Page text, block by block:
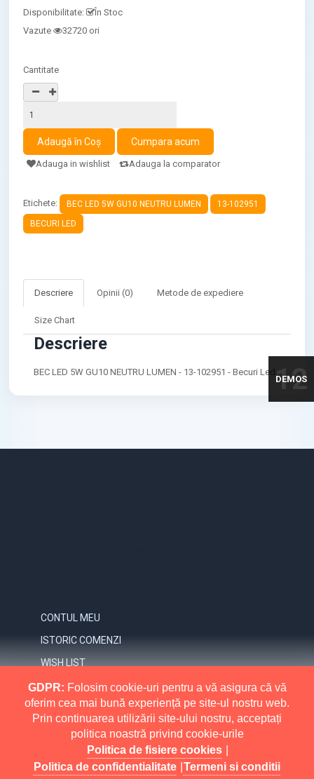
Disponibilitate:
În Stoc
Vazute
32720 ori
Cantitate
Adauga in wishlist Adauga la comparator
Etichete: BEC LED 5W GU10 NEUTRU LUMEN
13-102951
BECURI LED
Descriere Opinii (0) Metode de expediere
Size Chart
Descriere
BEC LED 5W GU10 NEUTRU LUMEN - 13-102951 - Becuri Led
CONTUL MEU
ISTORIC COMENZI
WISH LIST
NEWSLETTER
INFORMATII
RETURNARI
POLITICA DE CONFIDENTIALITATE
MAI MULT
DEMOS
12
GDPR: Folosim cookie-uri pentru a vă asigura că vă
oferim cea mai bună experiență pe site-ul nostru web.
Prin continuarea utilizării site-ului nostru, acceptați
politica noastră privind cookie-urile
Politica de fisiere cookies
Politica de confidentialitate Termeni si conditii